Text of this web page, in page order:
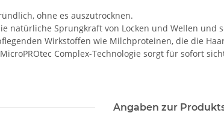
ohne es auszutrocknen.
natürliche Sprungkraft von Locken und Wellen und
Wirkstoffen wie Milchproteinen, die die
Complex-Technologie sorgt für sofort
Angaben zur